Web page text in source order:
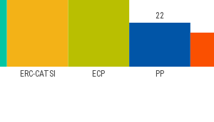
ERC-CATSÍ ECP PP
22